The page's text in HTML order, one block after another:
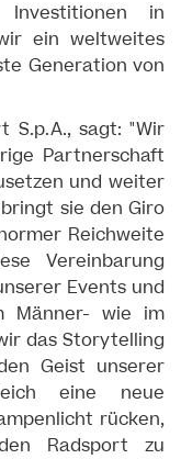
Investitionen in
ein weltweites
Generation von
S.p.A., sagt: "Wir
Partnerschaft
und weiter
sie den Giro
Reichweite
Vereinbarung
Events und
Männer- wie im
das Storytelling
Geist unserer
eine neue
rücken,
Radsport zu